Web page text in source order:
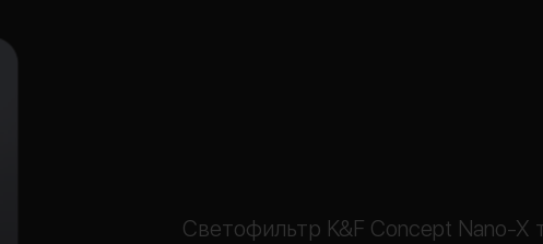
Светофильтр K&F Concept Nano-X